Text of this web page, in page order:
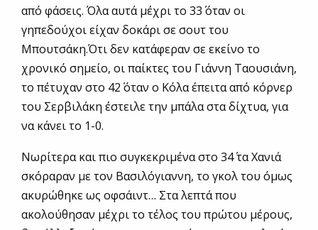
από φάσεις. Όλα αυτά μέχρι το 33΄ όταν οι
γηπεδούχοι είχαν δοκάρι σε σουτ του
Μπουτσάκη.Ότι δεν κατάφεραν σε εκείνο το
χρονικό σημείο, οι παίκτες του Γιάννη Ταουσιάνη,
το πέτυχαν στο 42΄ όταν ο Κόλα έπειτα από κόρνερ
του Σερβιλάκη έστειλε την μπάλα στα δίχτυα, για
να κάνει το 1-0.
Νωρίτερα και πιο συγκεκριμένα στο 34΄ τα Χανιά
σκόραραν με τον Βασιλόγιαννη, το γκολ του όμως
ακυρώθηκε ως οφσάιντ… Στα λεπτά που
ακολούθησαν μέχρι το τέλος του πρώτου μέρους,